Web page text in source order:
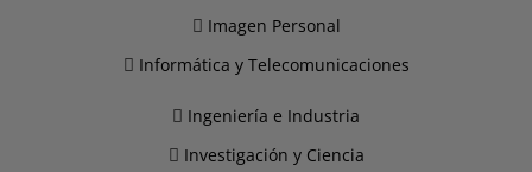
Imagen Personal
Informática y Telecomunicaciones
Ingeniería e Industria
Investigación y Ciencia